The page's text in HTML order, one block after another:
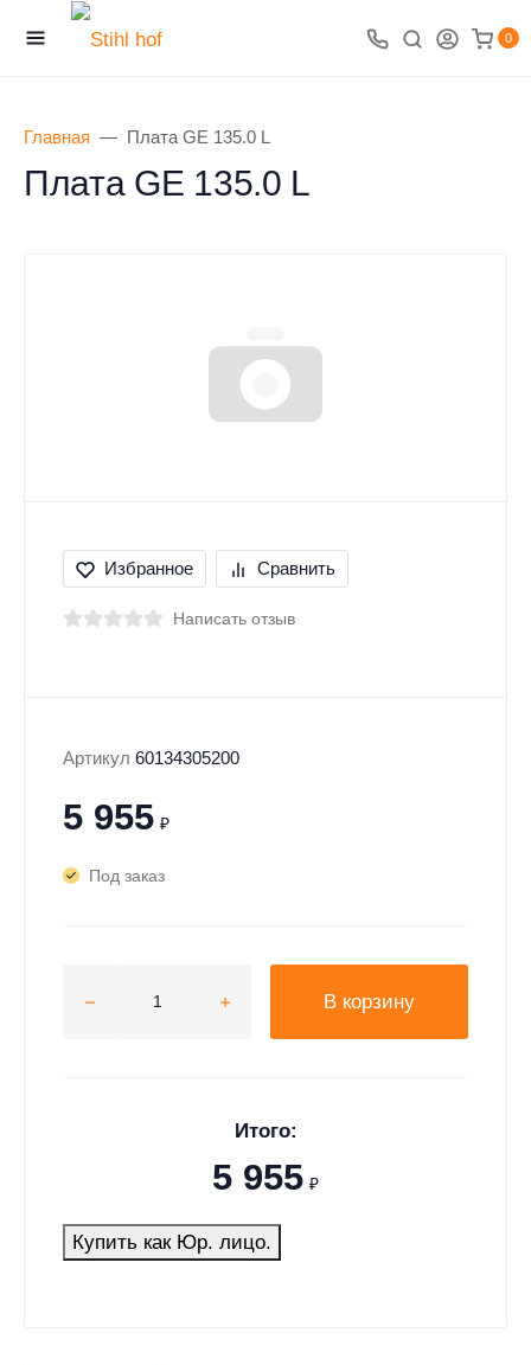
0
Главная Плата GE 135.0 L
Плата GE 135.0 L
Избранное Сравнить
Написать отзыв
Артикул 60134305200
5 955 ₽
Под заказ
В корзину
Итого:
5 955 ₽
Купить как Юр. лицо.